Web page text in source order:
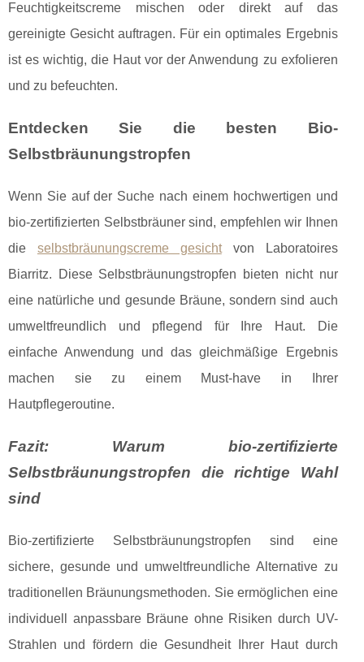
Feuchtigkeitscreme mischen oder direkt auf das
gereinigte Gesicht auftragen. Für ein optimales Ergebnis
ist es wichtig, die Haut vor der Anwendung zu exfolieren
und zu befeuchten.
Entdecken Sie die besten Bio-
Selbstbräunungstropfen
Wenn Sie auf der Suche nach einem hochwertigen und
bio-zertifizierten Selbstbräuner sind, empfehlen wir Ihnen
die selbstbräunungscreme gesichtvon Laboratoires
Biarritz. Diese Selbstbräunungstropfen bieten nicht nur
eine natürliche und gesunde Bräune, sondern sind auch
umweltfreundlich und pflegend für Ihre Haut. Die
einfache Anwendung und das gleichmäßige Ergebnis
machen sie zu einem Must-have in Ihrer
Hautpflegeroutine.
Fazit: Warum bio-zertifizierte
Selbstbräunungstropfen die richtige Wahl
sind
Bio-zertifizierte Selbstbräunungstropfen sind eine
sichere, gesunde und umweltfreundliche Alternative zu
traditionellen Bräunungsmethoden. Sie ermöglichen eine
individuell anpassbare Bräune ohne Risiken durch UV-
Strahlen und fördern die Gesundheit Ihrer Haut durch